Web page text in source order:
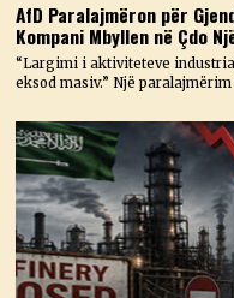
AfD Paralajmëron për
Kompani Mbyllen në Çdo
“Largimi i aktiviteteve
eksod masiv.” Një